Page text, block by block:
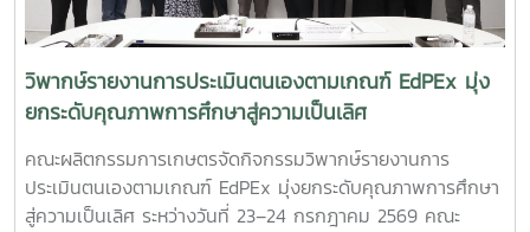
วิพากษ์รายงานการประเมินตนเองตามเกณฑ์ EdPEx มุ่ง
ยกระดับคุณภาพการศึกษาสู่ความเป็นเลิศ
คณะผลิตกรรมการเกษตรจัดกิจกรรมวิพากษ์รายงานการ
ประเมินตนเองตามเกณฑ์ EdPEx มุ่งยกระดับคุณภาพการศึกษา
สู่ความเป็นเลิศ ระหว่างวันที่ 23–24 กรกฎาคม 2569 คณะ